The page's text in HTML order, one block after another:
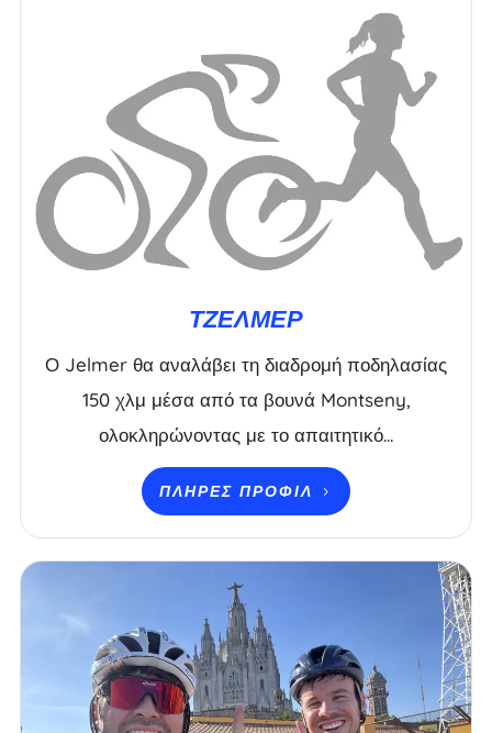
ΤΖΈΛΜΕΡ
Ο Jelmer θα αναλάβει τη διαδρομή ποδηλασίας
150 χλμ μέσα από τα βουνά Montseny,
ολοκληρώνοντας με το απαιτητικό...
ΠΛΉΡΕΣ ΠΡΟΦΊΛ